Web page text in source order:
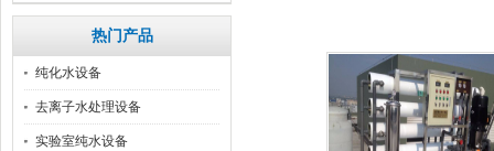
热门产品
纯化水设备
去离子水处理设备
实验室纯水设备